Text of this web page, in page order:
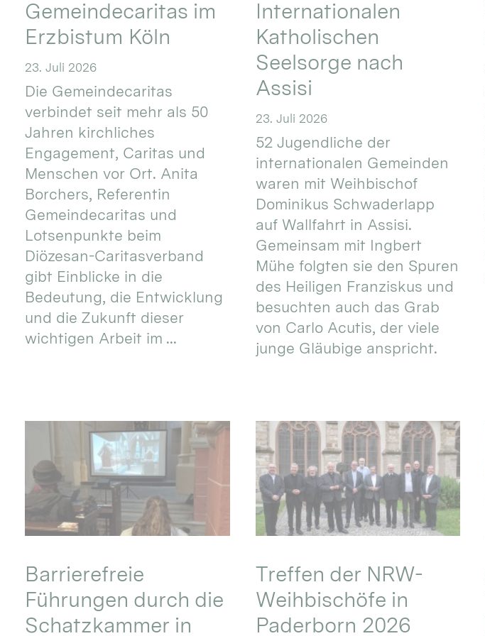
Gemeindecaritas im
Erzbistum Köln
23. Juli 2026
Die Gemeindecaritas
verbindet seit mehr als 50
Jahren kirchliches
Engagement, Caritas und
Menschen vor Ort. Anita
Borchers, Referentin
Gemeindecaritas und
Lotsenpunkte beim
Diözesan-Caritasverband
gibt Einblicke in die
Bedeutung, die Entwicklung
und die Zukunft dieser
wichtigen Arbeit im ...
Internationalen
Katholischen
Seelsorge nach
Assisi
23. Juli 2026
52 Jugendliche der
internationalen Gemeinden
waren mit Weihbischof
Dominikus Schwaderlapp
auf Wallfahrt in Assisi.
Gemeinsam mit Ingbert
Mühe folgten sie den Spuren
des Heiligen Franziskus und
besuchten auch das Grab
von Carlo Acutis, der viele
junge Gläubige anspricht.
Barrierefreie
Führungen durch die
Schatzkammer in
Treffen der NRW-
Weihbischöfe in
Paderborn 2026